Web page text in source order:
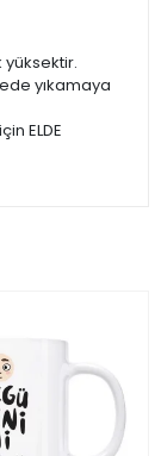
yüksektir.
yıkamaya
ELDE